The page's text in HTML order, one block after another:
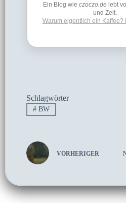
Ein Blog wie czoczo.delebt
und Zeit.
Warum eigentlich ein Kaffee?
Schlagwörter
#BW
VORHERIGER